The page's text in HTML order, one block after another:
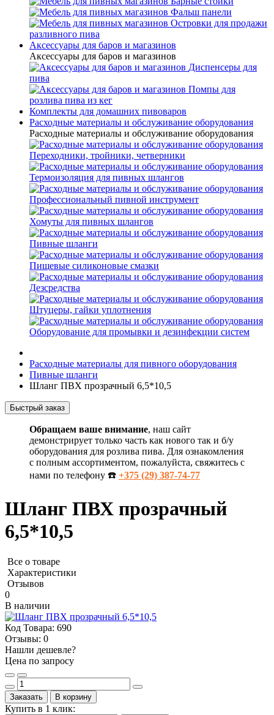
Фальш панели
Островки для продажи
разливного пива
Аксессуары для баров и магазинов
Аксессуары для баров и магазинов
Диспенсеры для
пива
Помпы для
розлива пива из кег
Комплекты для домашних пивоваров
Расходные материалы и обслуживание оборудования
Расходные материалы и обслуживание оборудования
Переходники, тройники, четверники
Термоизоляция для пивных шлангов
Профессиональный пивной инструмент
Хомуты для пивных шлангов
Пивные шланги
Пищевые силиконовые смазки
Дезсредства
Штуцеры, гайки уплотнения
Оборудование для промывки и дезинфекции систем
Расходные материалы для пивного оборудования
Пивные шланги
Шланг ПВХ прозрачный 6,5*10,5
Быстрый заказ
Обращаем ваше внимание, наш сайт
демонстрирует только часть как нового так и б/у
оборудования для розлива пива. Для ознакомления
с полным ассортиментом, пожалуйста, свяжитесь с
нами по телефону ☎️ +375 (29) 387-74-77
Шланг ПВХ прозрачный
6,5*10,5
Все о товаре
Характеристики
Отзывов
0
В наличии
Код Товара: 690
Отзывы: 0
Нашли дешевле?
Цена по запросу
Заказать В корзину
Купить в 1 клик: